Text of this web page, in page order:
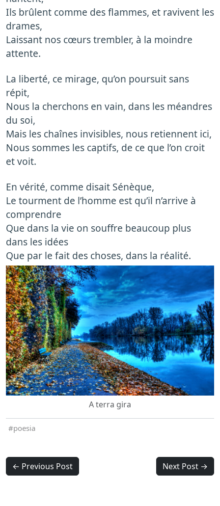
Ils brûlent comme des flammes, et ravivent les
drames,
Laissant nos cœurs trembler, à la moindre
attente.
La liberté, ce mirage, qu’on poursuit sans
répit,
Nous la cherchons en vain, dans les méandres
du soi,
Mais les chaînes invisibles, nous retiennent ici,
Nous sommes les captifs, de ce que l’on croit
et voit.
En vérité, comme disait Sénèque,
Le tourment de l’homme est qu’il n’arrive à
comprendre
Que dans la vie on souffre beaucoup plus
dans les idées
Que par le fait des choses, dans la réalité.
A terra gira
poesia
← Previous Post Next Post →